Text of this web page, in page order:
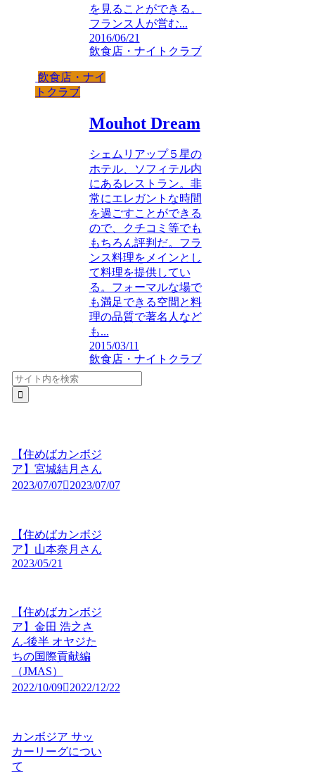
を見ることができる。
フランス人が営む...
2016/06/21
飲食店・ナイトクラブ
飲食店・ナイ
トクラブ
Mouhot Dream
シェムリアップ５星の
ホテル、ソフィテル内
にあるレストラン。非
常にエレガントな時間
を過ごすことができる
ので、クチコミ等でも
もちろん評判だ。フラ
ンス料理をメインとし
て料理を提供してい
る。フォーマルな場で
も満足できる空間と料
理の品質で著名人など
も...
2015/03/11
飲食店・ナイトクラブ
【住めばカンボジ
ア】宮城結月さん
2023/07/07
2023/07/07
【住めばカンボジ
ア】山本奈月さん
2023/05/21
【住めばカンボジ
ア】金田 浩之さ
ん-後半 オヤジた
ちの国際貢献編
（JMAS）
2022/10/09
2022/12/22
カンボジア サッ
カーリーグについ
て